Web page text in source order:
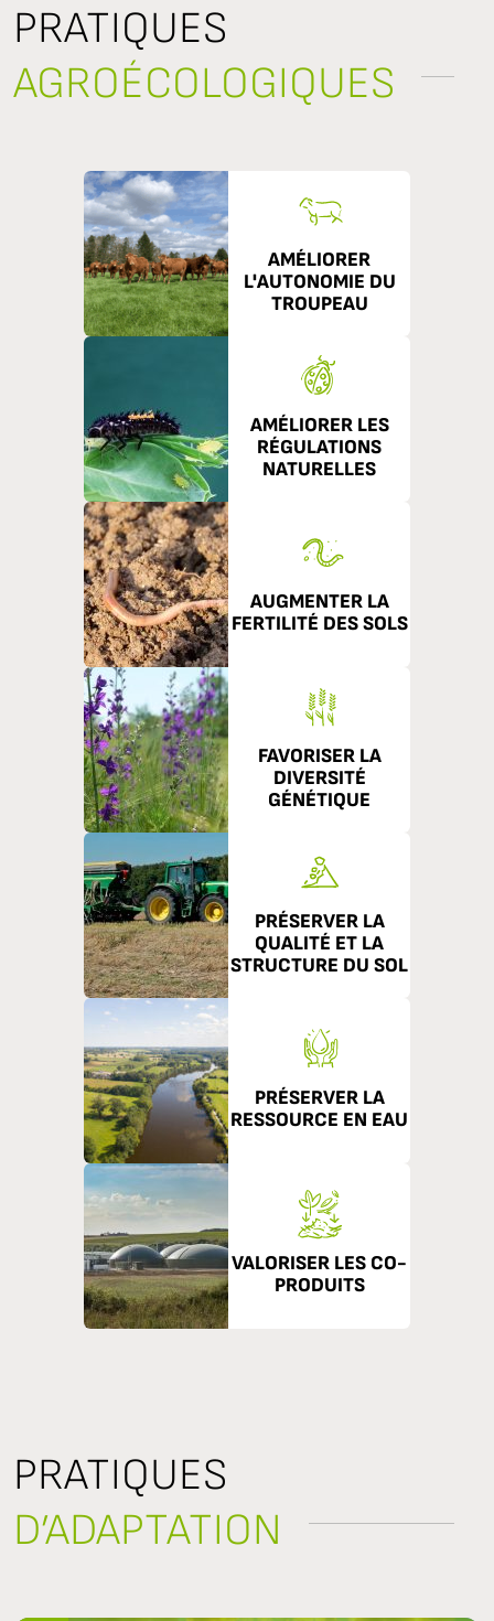
PRATIQUES
AGROÉCOLOGIQUES
AMÉLIORER
L'AUTONOMIE DU
TROUPEAU
AMÉLIORER LES
RÉGULATIONS
NATURELLES
AUGMENTER LA
FERTILITÉ DES SOLS
FAVORISER LA
DIVERSITÉ
GÉNÉTIQUE
PRÉSERVER LA
QUALITÉ ET LA
STRUCTURE DU SOL
PRÉSERVER LA
RESSOURCE EN EAU
VALORISER LES CO-
PRODUITS
PRATIQUES
D’ADAPTATION